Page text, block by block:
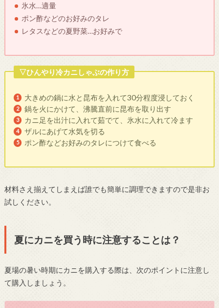
氷水…適量
ポン酢などのお好みのタレ
レタスなどの夏野菜…お好みで
▽ひんやり冷カニしゃぶの作り方
大きめの鍋に水と昆布を入れて30分程度浸しておく
鍋を火にかけて、沸騰直前に昆布を取り出す
カニ足を出汁に入れて茹でて、氷水に入れて冷ます
ザルにあげて水気を切る
ポン酢などお好みのタレにつけて食べる
材料さえ揃えてしまえば誰でも簡単に調理できますので是非お
試しください。
夏にカニを買う時に注意することは？
夏場の暑い時期にカニを購入する際は、次のポイントに注意し
て購入しましょう。